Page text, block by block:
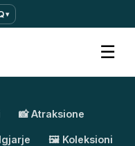
▾
☰
📸 Atraksione
🖼️ Koleksioni